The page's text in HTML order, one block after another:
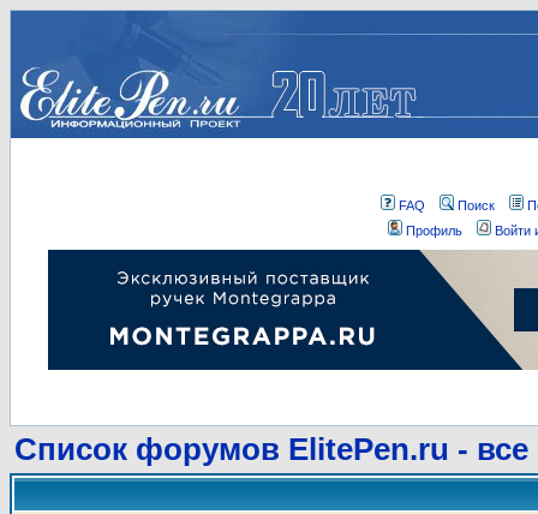
FAQ Поиск
Профиль
Войти
Список форумов ElitePen.ru - все